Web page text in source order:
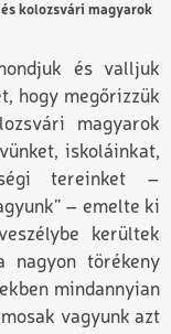
kolozsvári magyarok
és valljuk
hogy megőrizzük
magyarok
iskoláinkat,
tereinket –
– emelte ki
kerültek
nagyon törékeny
mindannyian
vagyunk azt